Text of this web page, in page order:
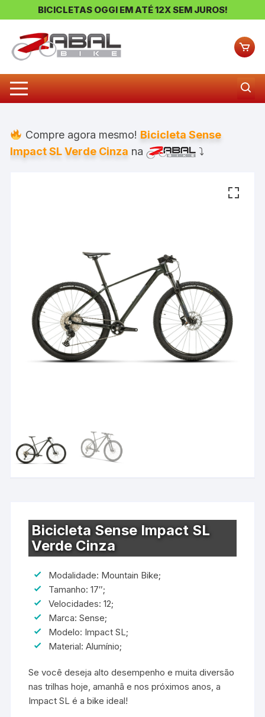
BICICLETAS OGGI EM ATÉ 12X SEM JUROS!
Compre agora mesmo! Bicicleta Sense
Impact SL Verde Cinza na ⤵
Bicicleta Sense Impact SL
Verde Cinza
Modalidade: Mountain Bike;
Tamanho: 17″;
Velocidades: 12;
Marca: Sense;
Modelo: Impact SL;
Material: Alumínio;
Se você deseja alto desempenho e muita diversão
nas trilhas hoje, amanhã e nos próximos anos, a
Impact SL é a bike ideal!